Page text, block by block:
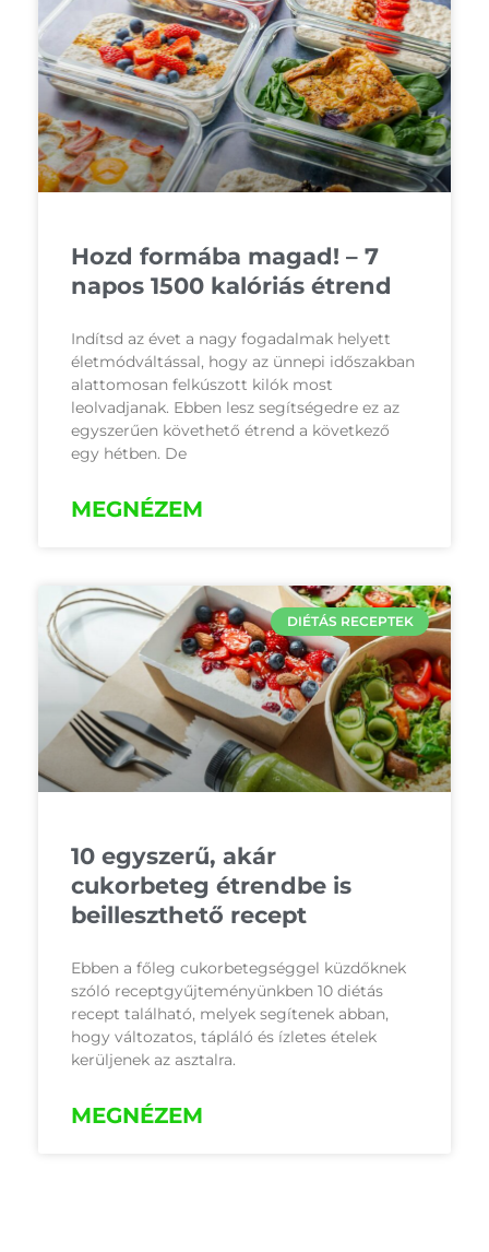
Hozd formába magad! – 7
napos 1500 kalóriás étrend
Indítsd az évet a nagy fogadalmak helyett
életmódváltással, hogy az ünnepi időszakban
alattomosan felkúszott kilók most
leolvadjanak. Ebben lesz segítségedre ez az
egyszerűen követhető étrend a következő
egy hétben. De
MEGNÉZEM
DIÉTÁS RECEPTEK
10 egyszerű, akár
cukorbeteg étrendbe is
beilleszthető recept
Ebben a főleg cukorbetegséggel küzdőknek
szóló receptgyűjteményünkben 10 diétás
recept található, melyek segítenek abban,
hogy változatos, tápláló és ízletes ételek
kerüljenek az asztalra.
MEGNÉZEM